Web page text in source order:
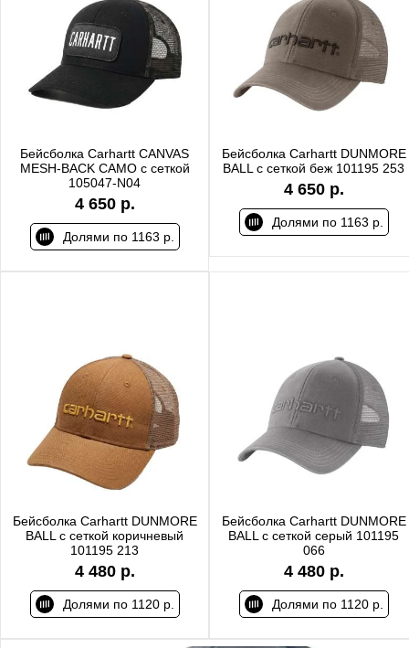
Бейсболка Carhartt CANVAS
MESH-BACK CAMO с сеткой
105047-N04
4 650 р.
Долями по 1163 р.
Бейсболка Carhartt DUNMORE
BALL с сеткой беж 101195 253
4 650 р.
Долями по 1163 р.
Бейсболка Carhartt DUNMORE
BALL с сеткой коричневый
101195 213
4 480 р.
Долями по 1120 р.
Бейсболка Carhartt DUNMORE
BALL с сеткой серый 101195
066
4 480 р.
Долями по 1120 р.